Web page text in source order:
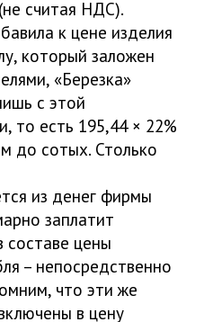
считая НДС).
к цене изделия
который заложен
«Березка»
с этой
то есть 195,44 × 22%
до сотых. Столько
из денег фирмы
заплатит
составе цены
– непосредственно
что эти же
в цену